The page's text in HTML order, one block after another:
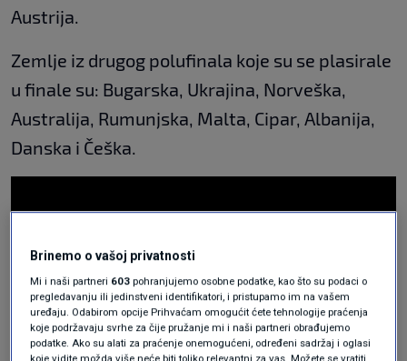
Austrija.
Zemlje iz drugog polufinala koje su se plasirale
u finale su: Bugarska, Ukrajina, Norveška,
Australija, Rumunjska, Malta, Cipar, Albanija,
Danska i Češka.
Iz prvog polufinala kvalificirale su se Grčka,
Brinemo o vašoj privatnosti
Mi i naši partneri 603 pohranjujemo osobne podatke, kao što su podaci o
pregledavanju ili jedinstveni identifikatori, i pristupamo im na vašem
uređaju. Odabirom opcije Prihvaćam omogućit ćete tehnologije praćenja
koje podržavaju svrhe za čije pružanje mi i naši partneri obrađujemo
podatke. Ako su alati za praćenje onemogućeni, određeni sadržaj i oglasi